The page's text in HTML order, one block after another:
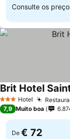
Consulte os
3 EstrelasHotel
Brit Hotel
7,9 Muito boa
De € 72